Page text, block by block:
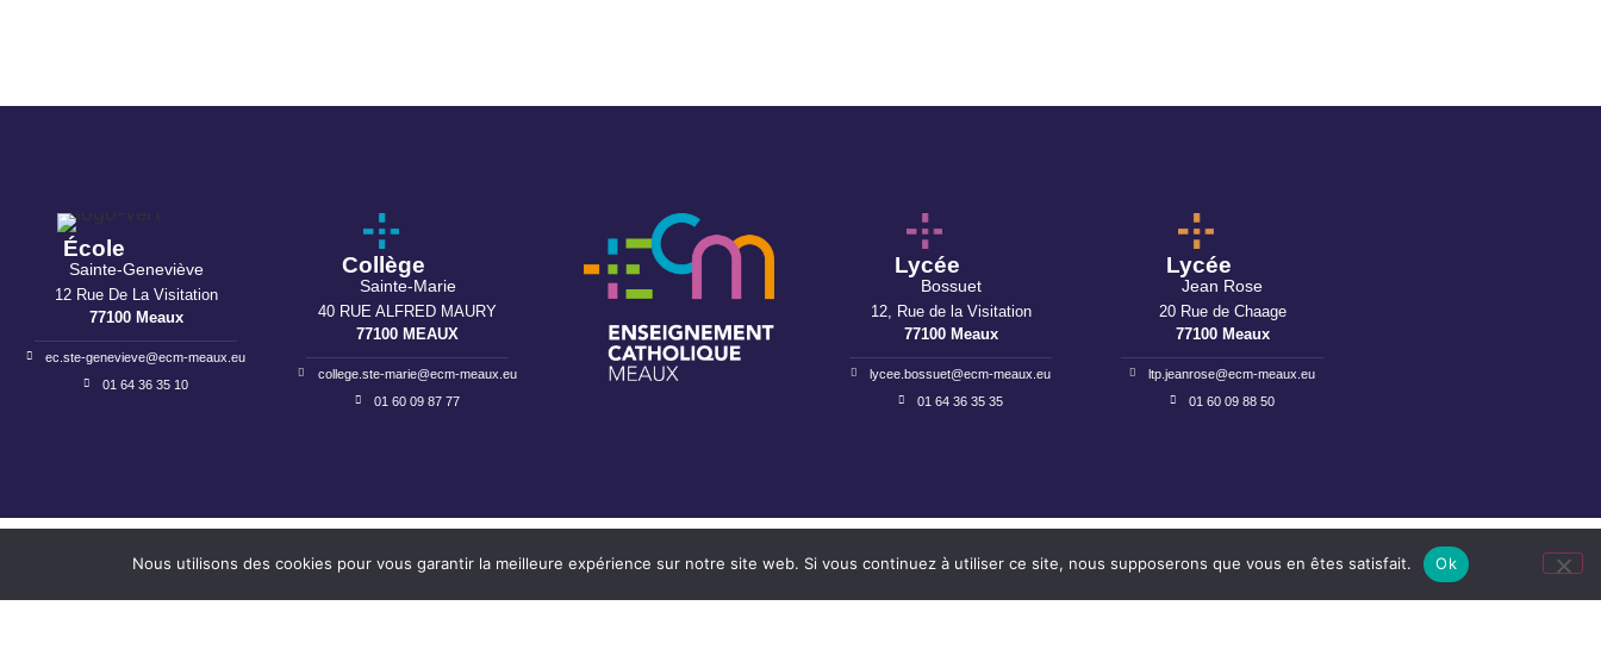
École
Sainte-Geneviève
12 Rue De La Visitation
77100 Meaux
ec.ste-genevieve@ecm-meaux.eu
01 64 36 35 10
Collège
Sainte-Marie
40 RUE ALFRED MAURY
77100 MEAUX
college.ste-marie@ecm-meaux.eu
01 60 09 87 77
Lycée
Bossuet
12, Rue de la Visitation
77100 Meaux
lycee.bossuet@ecm-meaux.eu
01 64 36 35 35
Lycée
Jean Rose
20 Rue de Chaage
77100 Meaux
ltp.jeanrose@ecm-meaux.eu
01 60 09 88 50
Nous utilisons des cookies pour vous garantir la meilleure expérience sur notre site web. Si vous continuez à utiliser ce site, nous supposerons que vous en êtes satisfait. Ok